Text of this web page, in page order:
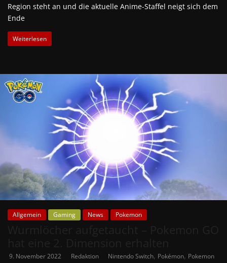
Region steht an und die aktuelle Anime-Staffel neigt sich dem
Ende
Weiterlesen
Allgemein Gaming News Pokemon
9. November 2022 Redaktion Nintendo Switch, Pokémon, Pokemon